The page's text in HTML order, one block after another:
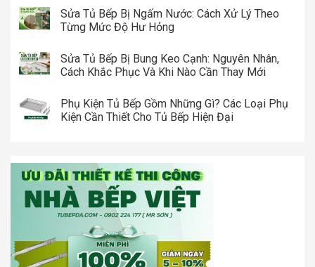
Sửa Tủ Bếp Bị Ngấm Nước: Cách Xử Lý Theo
Từng Mức Độ Hư Hỏng
Sửa Tủ Bếp Bị Bung Keo Cạnh: Nguyên Nhân,
Cách Khắc Phục Và Khi Nào Cần Thay Mới
Phụ Kiện Tủ Bếp Gồm Những Gì? Các Loại Phụ
Kiện Cần Thiết Cho Tủ Bếp Hiện Đại